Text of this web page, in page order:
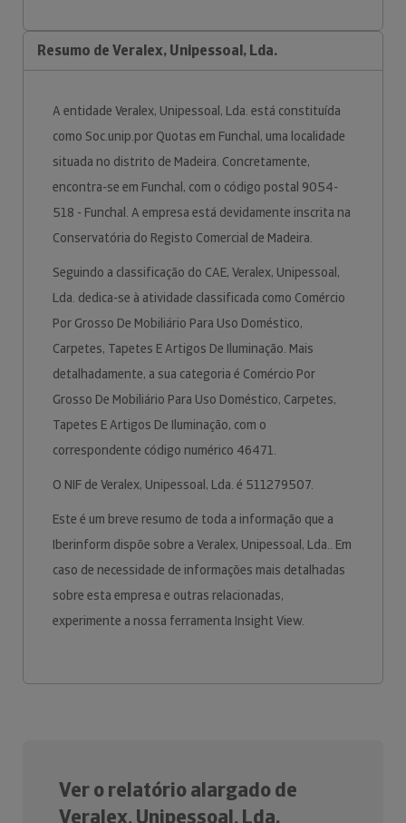
Resumo de Veralex, Unipessoal, Lda.
A entidade Veralex, Unipessoal, Lda. está constituída
como Soc.unip.por Quotas em Funchal, uma localidade
situada no distrito de Madeira. Concretamente,
encontra-se em Funchal, com o código postal 9054-
518 - Funchal. A empresa está devidamente inscrita na
Conservatória do Registo Comercial de Madeira.
Seguindo a classificação do CAE, Veralex, Unipessoal,
Lda. dedica-se à atividade classificada como Comércio
Por Grosso De Mobiliário Para Uso Doméstico,
Carpetes, Tapetes E Artigos De Iluminação. Mais
detalhadamente, a sua categoria é Comércio Por
Grosso De Mobiliário Para Uso Doméstico, Carpetes,
Tapetes E Artigos De Iluminação, com o
correspondente código numérico 46471.
O NIF de Veralex, Unipessoal, Lda. é 511279507.
Este é um breve resumo de toda a informação que a
Iberinform dispõe sobre a Veralex, Unipessoal, Lda.. Em
caso de necessidade de informações mais detalhadas
sobre esta empresa e outras relacionadas,
experimente a nossa ferramenta Insight View.
Ver o relatório alargado de
Veralex, Unipessoal, Lda.